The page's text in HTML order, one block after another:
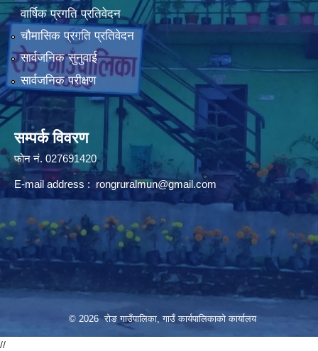
वार्षिक प्रगति प्रतिवेदन
चौमासिक प्रगति प्रतिवेदन
सार्वजनिक सुनुवाई
सार्वजनिक परीक्षण
सम्पर्क विवरण
फोन न‌ं. 027691420
E-mail address : rongruralmun@gmail.com
© 2026 रोङ गाउँपालिका, गाउँ कार्यपालिकाको कार्यालय
//